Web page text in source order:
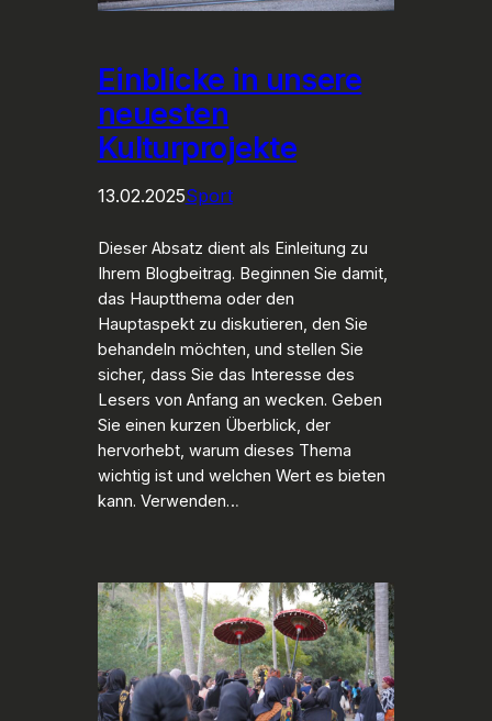
Einblicke in unsere
neuesten
Kulturprojekte
13.02.2025Sport
Dieser Absatz dient als Einleitung zu
Ihrem Blogbeitrag. Beginnen Sie damit,
das Hauptthema oder den
Hauptaspekt zu diskutieren, den Sie
behandeln möchten, und stellen Sie
sicher, dass Sie das Interesse des
Lesers von Anfang an wecken. Geben
Sie einen kurzen Überblick, der
hervorhebt, warum dieses Thema
wichtig ist und welchen Wert es bieten
kann. Verwenden…